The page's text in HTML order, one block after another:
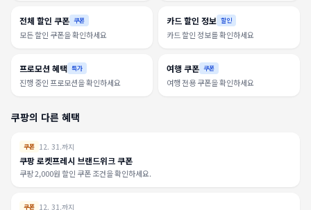
전체 할인 쿠폰 쿠폰
모든 할인 쿠폰을 확인하세요
카드 할인 정보 할인
카드 할인 정보를 확인하세요
프로모션 혜택 특가
진행 중인 프로모션을 확인하세요
여행 쿠폰 쿠폰
여행 전용 쿠폰을 확인하세요
쿠팡의 다른 혜택
쿠폰 12. 31.까지
쿠팡 로켓프레시 브랜드위크 쿠폰
쿠팡 2,000원 할인 쿠폰 조건을 확인하세요.
쿠폰 12. 31.까지